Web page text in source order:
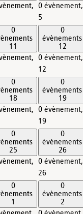
0 évènement,
5
0
11
0
évènements
12
0 évènement,
12
0
18
0
évènements
19
0 évènement,
19
0
25
0
évènements
26
0 évènement,
26
0
1
0
évènements
2